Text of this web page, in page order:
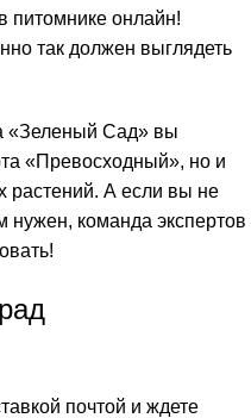
питомнике онлайн!
так должен выглядеть
«Зеленый Сад» вы
«Превосходный», но и
растений. А если вы не
нужен, команда экспертов
почтой и ждете